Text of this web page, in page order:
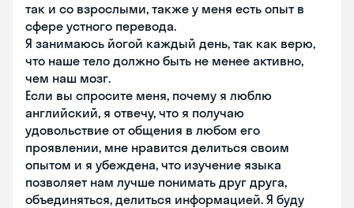
так и со взрослыми, также у меня есть опыт в
сфере устного перевода.
Я занимаюсь йогой каждый день, так как верю,
что наше тело должно быть не менее активно,
чем наш мозг.
Если вы спросите меня, почему я люблю
английский, я отвечу, что я получаю
удовольствие от общения в любом его
проявлении, мне нравится делиться своим
опытом и я убеждена, что изучение языка
позволяет нам лучше понимать друг друга,
объединяться, делиться информацией. Я буду